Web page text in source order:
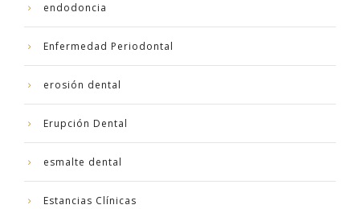
endodoncia
Enfermedad Periodontal
erosión dental
Erupción Dental
esmalte dental
Estancias Clínicas